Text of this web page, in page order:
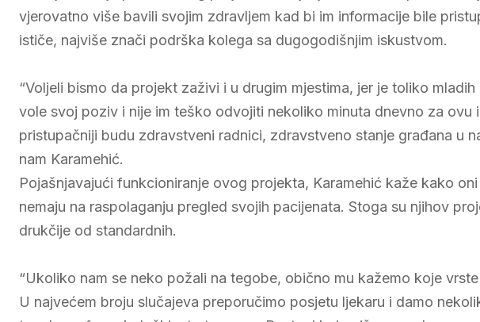
vjerovatno više bavili svojim zdravljem kad bi im informacije bile
ističe, najviše znači podrška kolega sa dugogodišnjim iskustvom.
“Voljeli bismo da projekt zaživi i u drugim mjestima, jer je toliko
vole svoj poziv i nije im teško odvojiti nekoliko minuta dnevno za ovu
pristupačniji budu zdravstveni radnici, zdravstveno stanje građana u
nam Karamehić.
Pojašnjavajući funkcioniranje ovog projekta, Karamehić kaže kako
nemaju na raspolaganju pregled svojih pacijenata. Stoga su njihov
drukčije od standardnih.
“Ukoliko nam se neko požali na tegobe, obično mu kažemo koje
U najvećem broju slučajeva preporučimo posjetu ljekaru i damo